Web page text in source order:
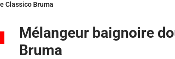
, spots et pendants
la marque →
Classico Bruma
Mélangeur baignoire
Bruma